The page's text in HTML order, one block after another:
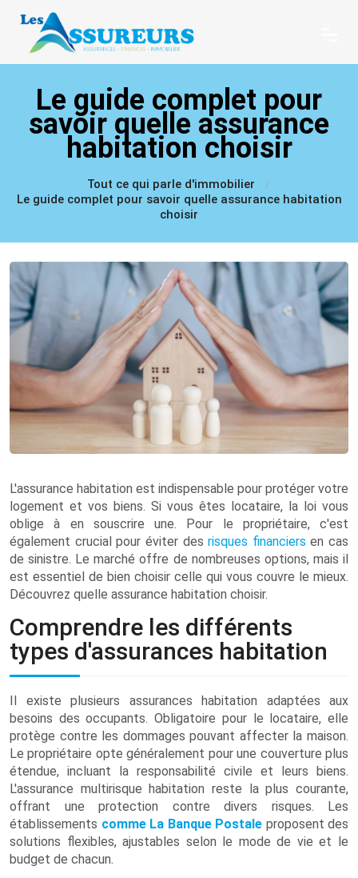
Le guide complet pour
savoir quelle assurance
habitation choisir
Tout ce qui parle d'immobilier
Le guide complet pour savoir quelle assurance habitation
choisir
L'assurance habitation est indispensable pour protéger votre
logement et vos biens. Si vous êtes locataire, la loi vous
oblige à en souscrire une. Pour le propriétaire, c'est
également crucial pour éviter desrisques financiers en cas
de sinistre. Le marché offre de nombreuses options, mais il
est essentiel de bien choisir celle qui vous couvre le mieux.
Découvrez quelle assurance habitation choisir.
Comprendre les différents
types d'assurances habitation
Il existe plusieurs assurances habitation adaptées aux
besoins des occupants. Obligatoire pour le locataire, elle
protège contre les dommages pouvant affecter la maison.
Le propriétaire opte généralement pour une couverture plus
étendue, incluant la responsabilité civile et leurs biens.
L'assurance multirisque habitation reste la plus courante,
offrant une protection contre divers risques. Les
établissements comme La Banque Postale proposent des
solutions flexibles, ajustables selon le mode de vie et le
budget de chacun.